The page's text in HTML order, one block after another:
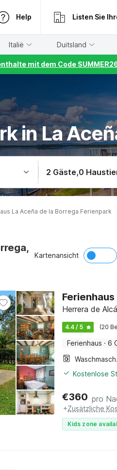
Help Listen Sie
Italië Duitsland
mit dem Code
in La
2 Gäste,0
La Aceña de la Borrega Ferienpark
Kartenansicht
Herrera de
4.4 / 5 (20
Ferienhaus · 6
Kostenlose
€360 pro
+Zusätzliche
Kids zone